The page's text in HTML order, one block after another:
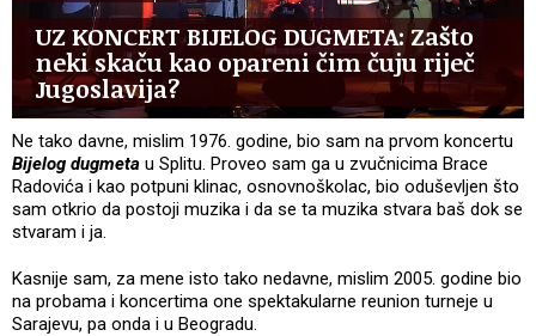
UZ KONCERT BIJELOG DUGMETA: Zašto
neki skaču kao opareni čim čuju riječ
Jugoslavija?
Ne tako davne, mislim 1976. godine, bio sam na prvom koncertu
Bijelog dugmeta u Splitu. Proveo sam ga u zvučnicima Brace
Radovića i kao potpuni klinac, osnovnoškolac, bio oduševljen što
sam otkrio da postoji muzika i da se ta muzika stvara baš dok se
stvaram i ja.
Kasnije sam, za mene isto tako nedavne, mislim 2005. godine bio
na probama i koncertima one spektakularne reunion turneje u
Sarajevu, pa onda i u Beogradu.